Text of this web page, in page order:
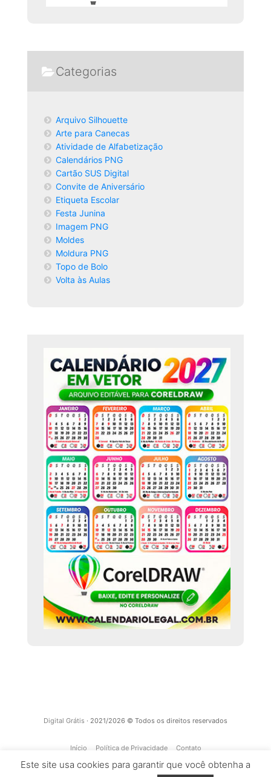
Categorias
Arquivo Silhouette
Arte para Canecas
Atividade de Alfabetização
Calendários PNG
Cartão SUS Digital
Convite de Aniversário
Etiqueta Escolar
Festa Junina
Imagem PNG
Moldes
Moldura PNG
Topo de Bolo
Volta às Aulas
Digital Grátis · 2021/2026 © Todos os direitos reservados
Início Política de Privacidade Contato
Este site usa cookies para garantir que você obtenha a